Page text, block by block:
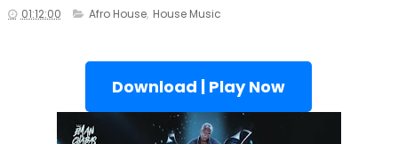
01:12:00 Afro House, House Music
Download | Play Now